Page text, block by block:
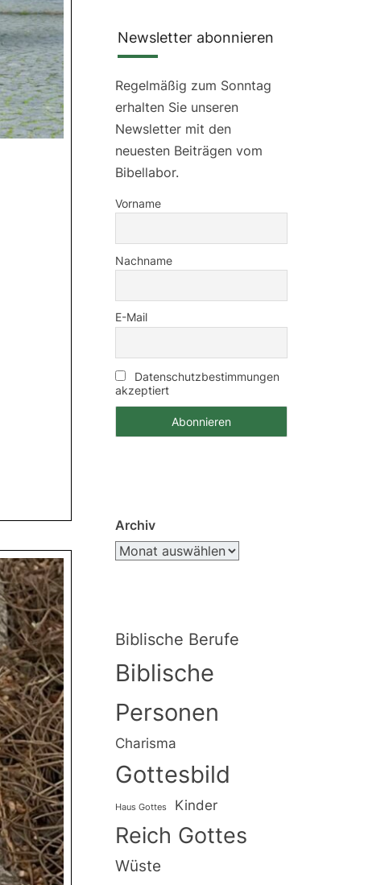
Newsletter abonnieren
Regelmäßig zum Sonntag
erhalten Sie unseren
Newsletter mit den
neuesten Beiträgen vom
Bibellabor.
Vorname
Nachname
E-Mail
Datenschutzbestimmungen
akzeptiert
Archiv
Biblische Berufe
Biblische
Personen
Charisma
Gottesbild
Haus Gottes Kinder
Reich Gottes
Wüste